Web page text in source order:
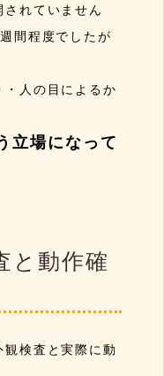
れていません
間程度でしたが
人の目によるか
立場になって
と動作確
検査と実際に動